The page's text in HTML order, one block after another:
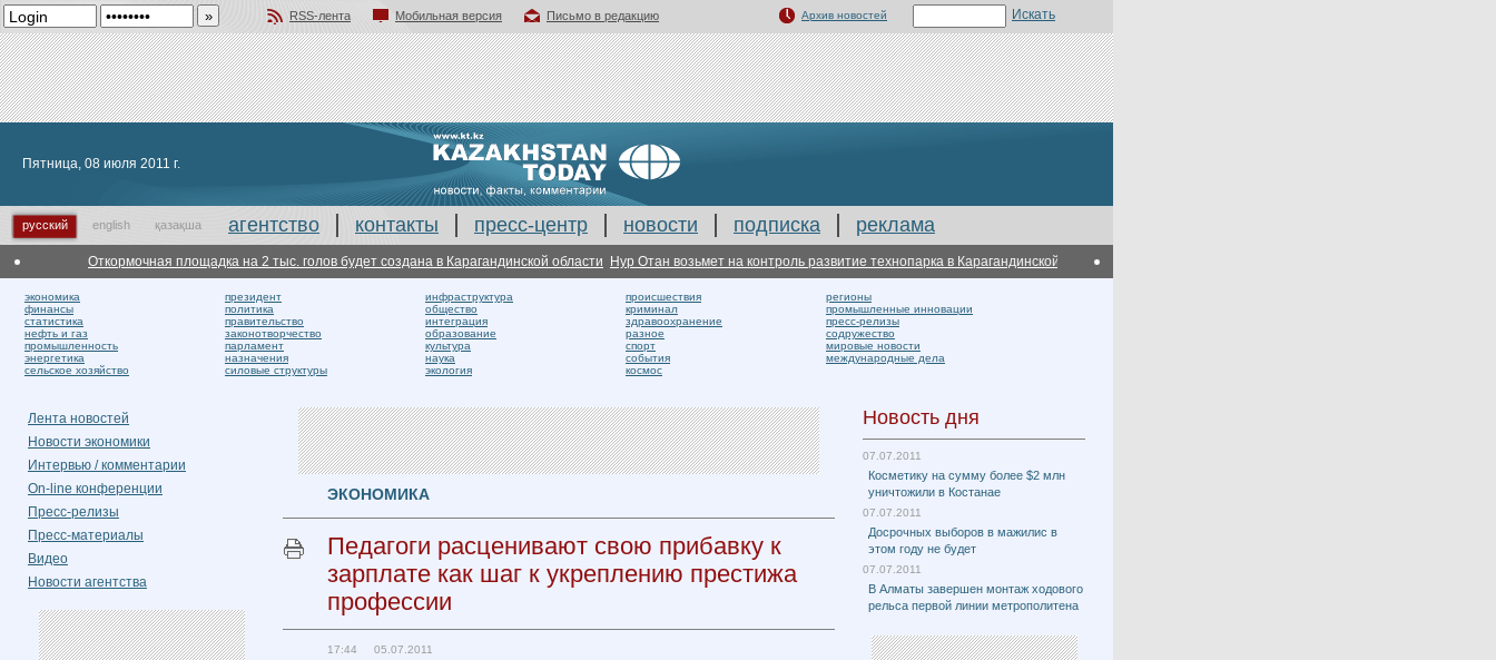
RSS-лента Мобильная версия
Письмо в редакцию
Архив новостей
Пятница, 08 июля 2011 г.
русский english қазақша агентство контакты пресс-центр новости подписка реклама
Откормочная площадка на 2 тыс. голов будет создана в Карагандинской области Нур Отан возьмет на контроль развитие технопарка в Карагандинской области В Карагандинской области планируется построить
экономика
финансы
статистика
нефть и газ
промышленность
энергетика
сельское хозяйство
президент
политика
правительство
законотворчество
парламент
назначения
силовые структуры
инфраструктура
общество
интеграция
образование
культура
наука
экология
происшествия
криминал
здравоохранение
разное
спорт
события
космос
регионы
промышленные инновации
пресс-релизы
содружество
мировые новости
международные дела
Лента новостей
Новости экономики
Интервью / комментарии
On-line конференции
Пресс-релизы
Пресс-материалы
Видео
Новости агентства
ЭКОНОМИКА
Педагоги расценивают свою прибавку к
зарплате как шаг к укреплению престижа
профессии
17:44 05.07.2011
Новость дня
07.07.2011
Косметику на сумму более $2 млн
уничтожили в Костанае
07.07.2011
Досрочных выборов в мажилис в
этом году не будет
07.07.2011
В Алматы завершен монтаж ходового
рельса первой линии метрополитена